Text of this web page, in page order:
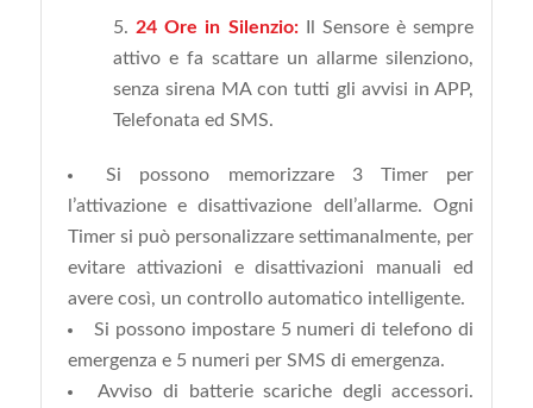
24 Ore in Silenzio:Il Sensore è sempre
attivo e fa scattare un allarme silenziono,
senza sirena MA con tutti gli avvisi in APP,
Telefonata ed SMS.
Si possono memorizzare 3 Timer per
l’attivazione e disattivazione dell’allarme. Ogni
Timer si può personalizzare settimanalmente, per
evitare attivazioni e disattivazioni manuali ed
avere così, un controllo automatico intelligente.
Si possono impostare 5 numeri di telefono di
emergenza e 5 numeri per SMS di emergenza.
Avviso di batterie scariche degli accessori.